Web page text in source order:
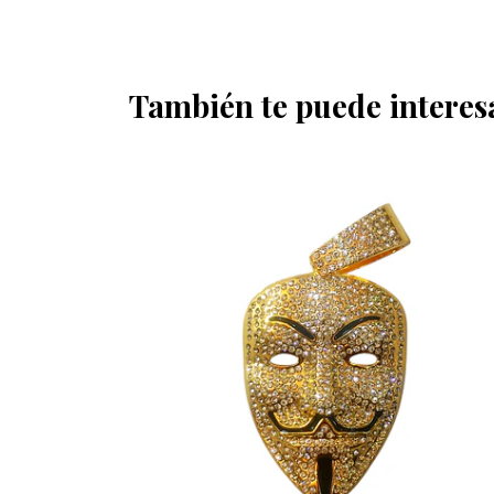
También te puede